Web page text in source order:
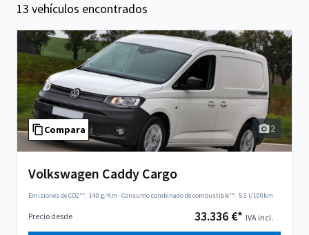
13 vehículos encontrados
Compara 2
Volkswagen Caddy Cargo
Emisiones de CO2**: 140 g/Km ·Consumo combinado de combustible**: 5.3 l/100km
Precio desde 33.336 €* IVA incl.